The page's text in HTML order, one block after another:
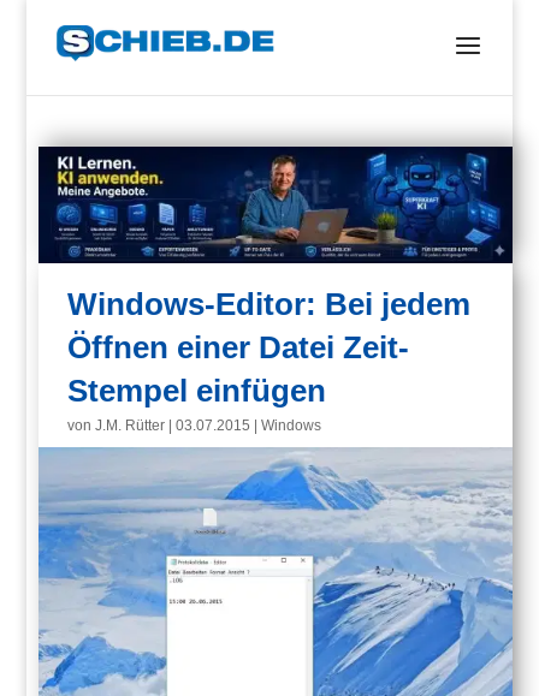
Windows-Editor: Bei jedem
Öffnen einer Datei Zeit-
Stempel einfügen
vonJ.M. Rütter |03.07.2015 |Windows